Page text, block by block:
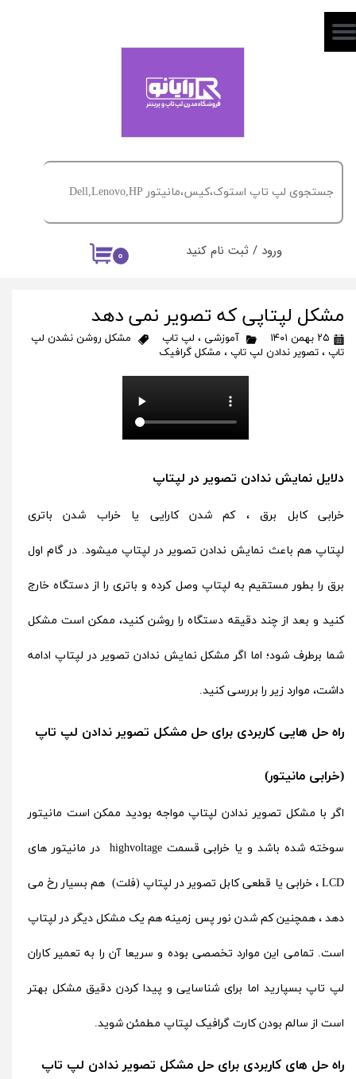
۰ ورود / ثبت نام کنید
حساب کاربری من
خروج از حساب کاربری
مشکل لپتاپی که تصویر نمی دهد
۲۵ بهمن ۱۴۰۱ آموزشی ، لپ تاپ
مشکل روشن نشدن لپ
تاپ ، تصویر ندادن لپ تاپ ، مشکل گرافیک
دلایل نمایش ندادن تصویر در لپتاپ
خرابی کابل برق ، کم شدن کارایی یا خراب شدن باتری
لپتاپ هم باعث نمایش ندادن تصویر در لپتاپ میشود. در گام اول
برق را بطور مستقیم به لپتاپ وصل کرده و باتری را از دستگاه خارج
کنید و بعد از چند دقیقه دستگاه را روشن کنید، ممکن است مشکل
شما برطرف شود؛ اما اگر مشکل نمایش ندادن تصویر در لپتاپ ادامه
داشت، موارد زیر را بررسی کنید.
راه حل هایی کاربردی برای حل مشکل تصویر ندادن لپ تاپ
(خرابی مانیتور)
اگر با مشکل تصویر ندادن لپتاپ مواجه بودید ممکن است مانیتور
سوخته شده باشد و یا خرابی قسمت highvoltage در مانیتور های
LCD ، خرابی یا قطعی کابل تصویر در لپتاپ (فلت) هم بسیار رخ می
دهد ، همچنین کم شدن نور پس زمینه هم یک مشکل دیگر در لپتاپ
است. تمامی این موارد تخصصی بوده و سریعا آن را به تعمیر کاران
لپ تاپ بسپارید اما برای شناسایی و پیدا کردن دقیق مشکل بهتر
است از سالم بودن کارت گرافیک لپتاپ مطمئن شوید.
راه حل های کاربردی برای حل مشکل تصویر ندادن لپ تاپ